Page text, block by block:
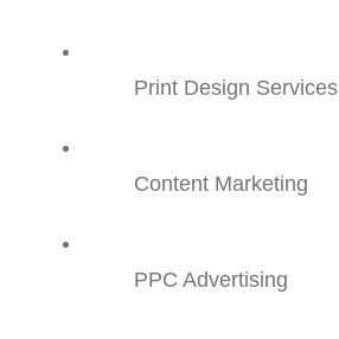
Print Design Services
Content Marketing
PPC Advertising